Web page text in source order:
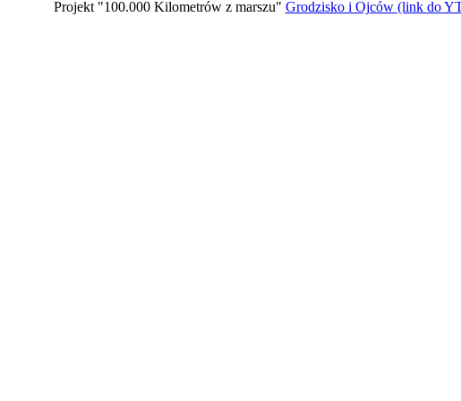
Projekt "100.000 Kilometrów z marszu" Grodzisko i Ojców (link do